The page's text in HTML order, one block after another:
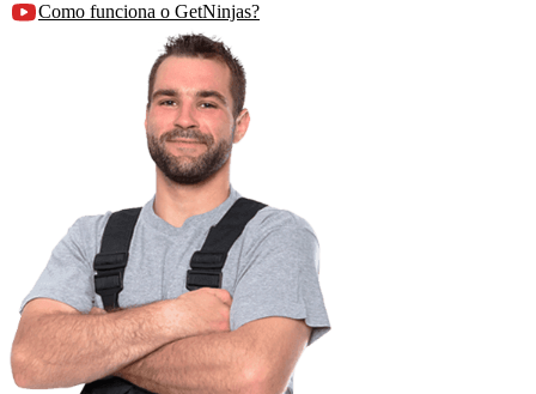
Como funciona o GetNinjas?